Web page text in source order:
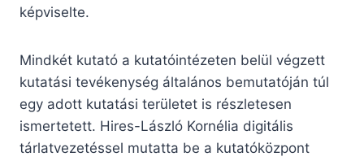
képviselte.
Mindkét kutató a kutatóintézeten belül végzett
kutatási tevékenység általános bemutatóján túl
egy adott kutatási területet is részletesen
ismertetett. Hires-László Kornélia digitális
tárlatvezetéssel mutatta be a kutatóközpont